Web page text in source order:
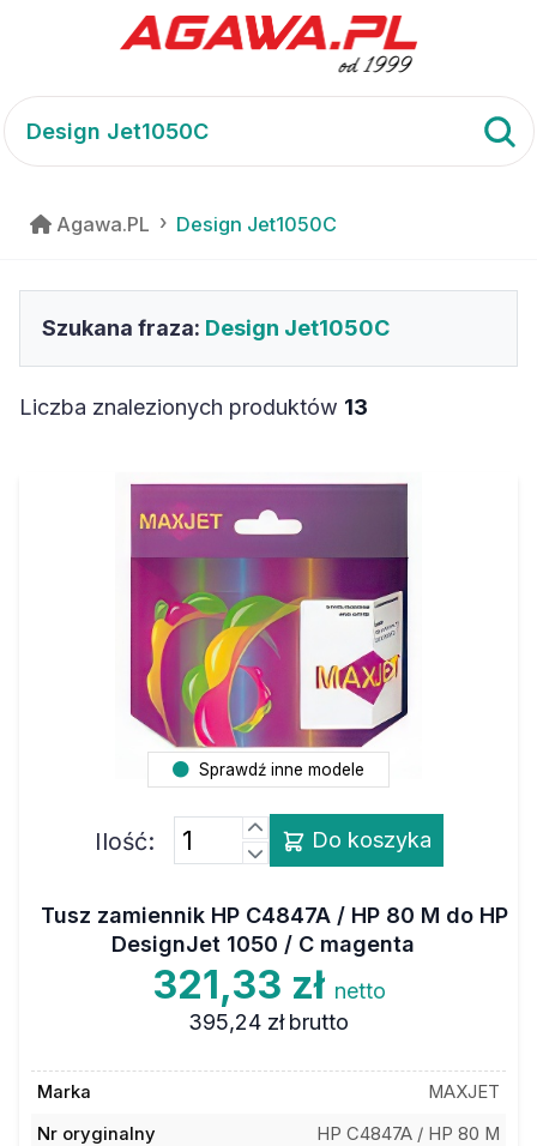
Agawa.PL Design Jet1050C
Szukana fraza: Design Jet1050C
Liczba znalezionych produktów 13
Sprawdź inne modele
Ilość: Do koszyka
Tusz zamiennik HP C4847A / HP 80 M do HP
DesignJet 1050 / C magenta
321,33 zł netto
395,24 zł brutto
Marka
MAXJET
Nr oryginalny
HP C4847A / HP 80 M